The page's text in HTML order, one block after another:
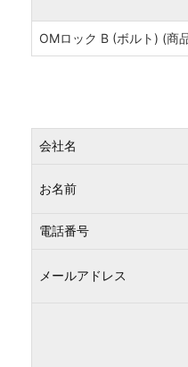
OMロック B (ボルト) (商
会社名
お名前
電話番号
メールアドレス